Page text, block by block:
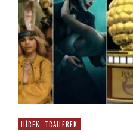
HÍREK, TRAILEREK